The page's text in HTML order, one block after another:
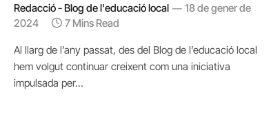
Redacció - Blog de l'educació local
18 de gener de
2024
7 Mins Read
Al llarg de l’any passat, des del Blog de l’educació local
hem volgut continuar creixent com una iniciativa
impulsada per…